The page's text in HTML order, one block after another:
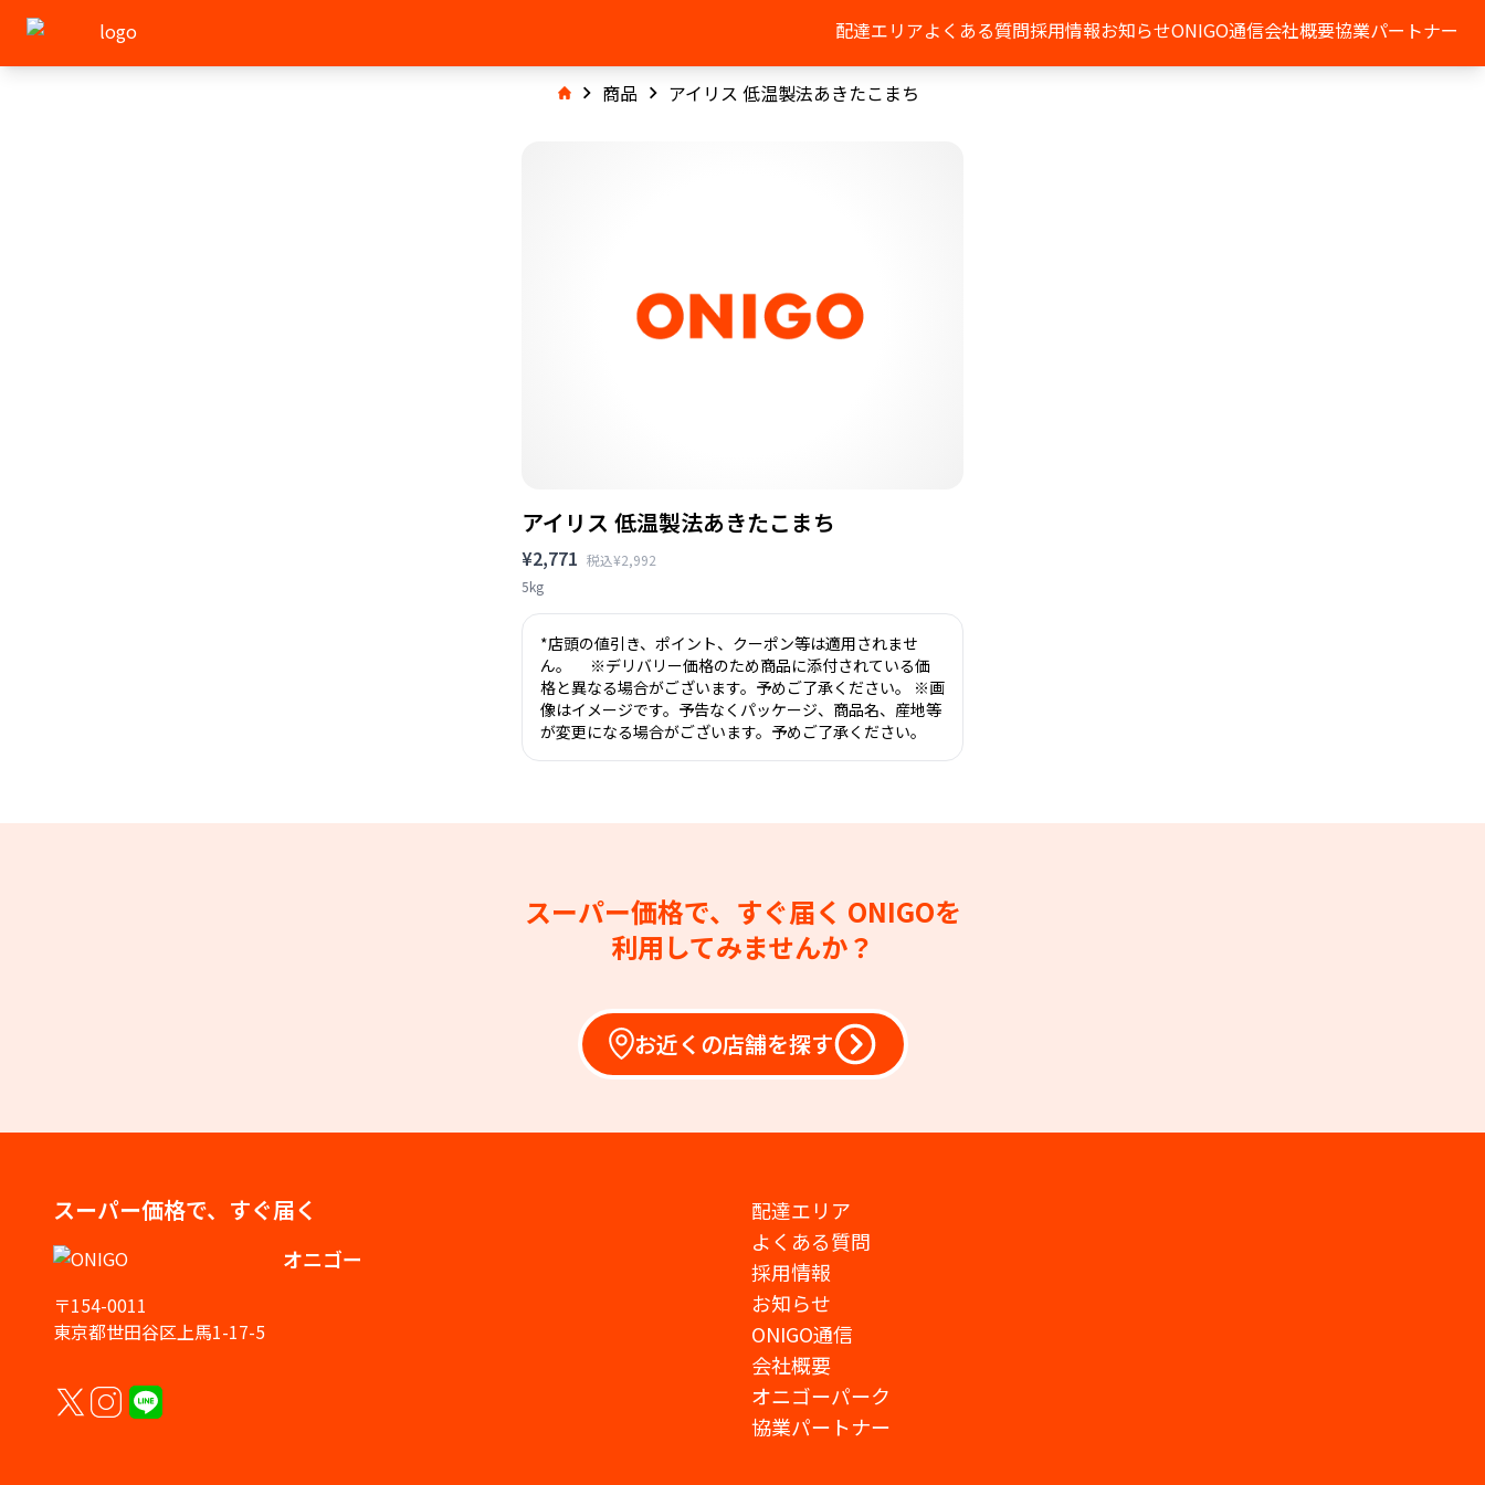
配達エリアよくある質問採用情報お知らせONIGO通信会社概要協業パートナー
商品 アイリス 低温製法あきたこまち
アイリス 低温製法あきたこまち
¥2,771 税込¥2,992
5kg
*店頭の値引き、ポイント、クーポン等は適用されませ
ん。 ※デリバリー価格のため商品に添付されている価
格と異なる場合がございます。予めご了承ください。 ※画
像はイメージです。予告なくパッケージ、商品名、産地等
が変更になる場合がございます。予めご了承ください。
スーパー価格で、すぐ届く ONIGOを
利用してみませんか？
お近くの店舗を探す
スーパー価格で、すぐ届く
オニゴー
〒154-0011
東京都世田谷区上馬1-17-5
配達エリア
よくある質問
採用情報
お知らせ
ONIGO通信
会社概要
オニゴーパーク
協業パートナー